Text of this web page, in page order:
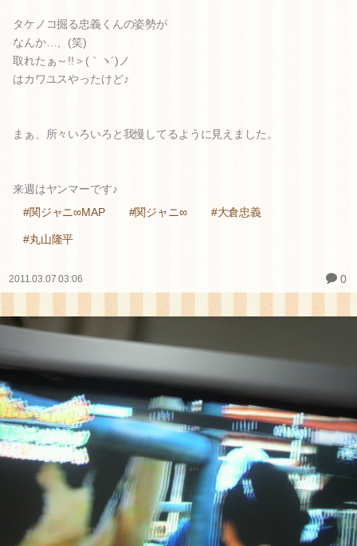
タケノコ掘る忠義くんの姿勢が
なんか…、(笑)
取れたぁ～!!＞(｀ヽ´)ノ
はカワユスやったけど♪
まぁ、所々いろいろと我慢してるように見えました。
来週はヤンマーです♪
#関ジャニ∞MAP
#関ジャニ∞ #大倉忠義
#丸山隆平
2011.03.07 03:06 0